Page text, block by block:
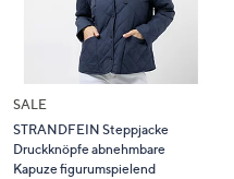
SALE
STRANDFEIN Steppjacke
Druckknöpfe abnehmbare
Kapuze figurumspielend